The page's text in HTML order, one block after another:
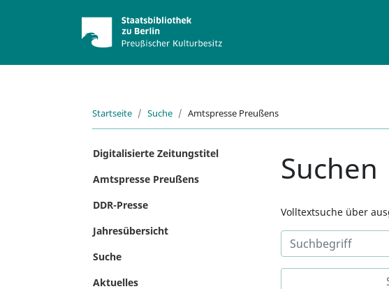
Startseite Suche Amtspresse Preußens
Digitalisierte Zeitungstitel
Amtspresse Preußens
DDR-Presse
Jahresübersicht
Suche
Aktuelles
Suchen
Volltextsuche über